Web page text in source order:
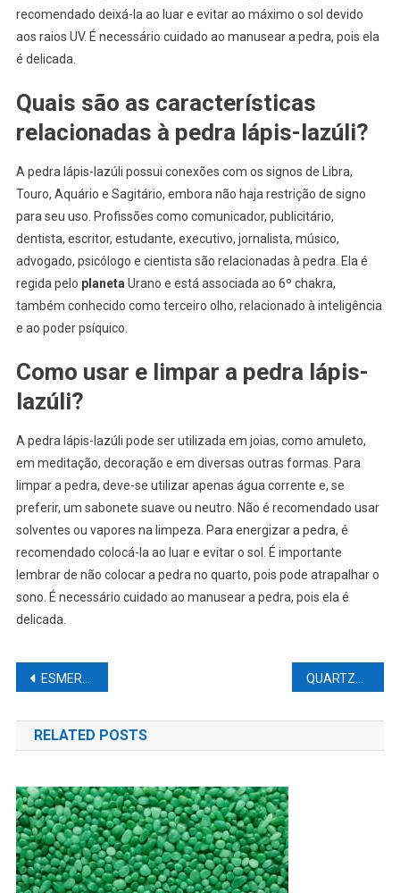
recomendado deixá-la ao luar e evitar ao máximo o sol devido
aos raios UV. É necessário cuidado ao manusear a pedra, pois ela
é delicada.
Quais são as características
relacionadas à pedra lápis-lazúli?
A pedra lápis-lazúli possui conexões com os signos de Libra,
Touro, Aquário e Sagitário, embora não haja restrição de signo
para seu uso. Profissões como comunicador, publicitário,
dentista, escritor, estudante, executivo, jornalista, músico,
advogado, psicólogo e cientista são relacionadas à pedra. Ela é
regida pelo planeta Urano e está associada ao 6º chakra,
também conhecido como terceiro olho, relacionado à inteligência
e ao poder psíquico.
Como usar e limpar a pedra lápis-
lazúli?
A pedra lápis-lazúli pode ser utilizada em joias, como amuleto,
em meditação, decoração e em diversas outras formas. Para
limpar a pedra, deve-se utilizar apenas água corrente e, se
preferir, um sabonete suave ou neutro. Não é recomendado usar
solventes ou vapores na limpeza. Para energizar a pedra, é
recomendado colocá-la ao luar e evitar o sol. É importante
lembrar de não colocar a pedra no quarto, pois pode atrapalhar o
sono. É necessário cuidado ao manusear a pedra, pois ela é
delicada.
Navegação
de
Post
ESMERALDA
RELATED POSTS